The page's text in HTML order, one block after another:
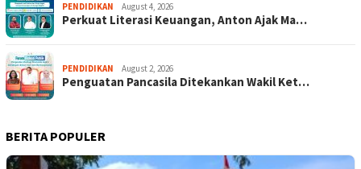
PENDIDIKAN August 4, 2026
Perkuat Literasi Keuangan, Anton Ajak Ma…
PENDIDIKAN August 2, 2026
Penguatan Pancasila Ditekankan Wakil Ket…
BERITA POPULER